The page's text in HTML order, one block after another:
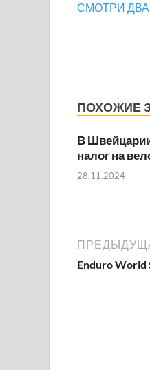
СМОТРИ ДВА
ПОХОЖИЕ
В
налог на
28.11.2024
Enduro World